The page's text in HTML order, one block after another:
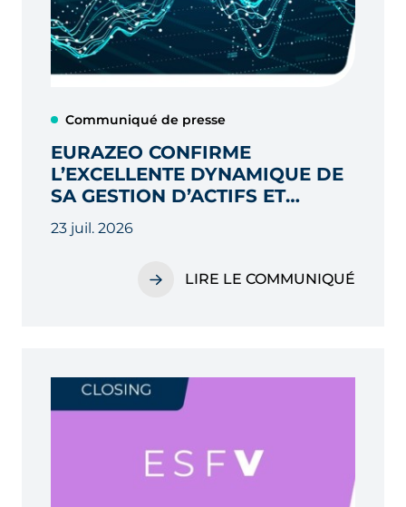
Communiqué de presse
EURAZEO CONFIRME
L’EXCELLENTE DYNAMIQUE DE
SA GESTION D’ACTIFS ET
AMÉLIORE LA CRÉATION DE
VALEUR DANS SON
23 juil. 2026
LIRE LE COMMUNIQUÉ